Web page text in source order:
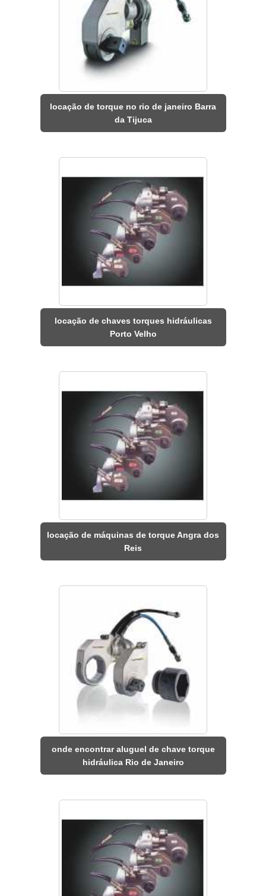
locação de torque no rio de janeiro Barra
da Tijuca
locação de chaves torques hidráulicas
Porto Velho
locação de máquinas de torque Angra dos
Reis
onde encontrar aluguel de chave torque
hidráulica Rio de Janeiro